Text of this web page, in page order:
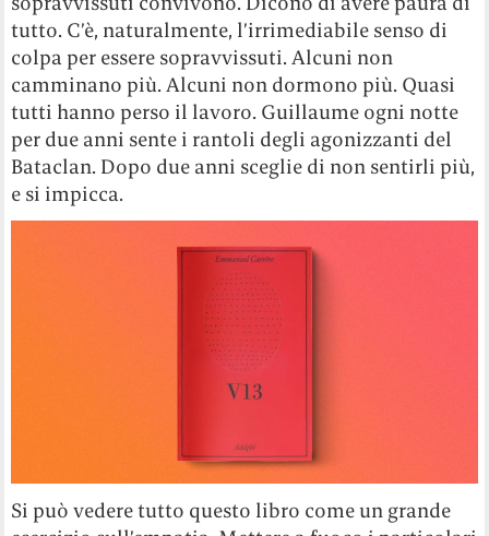
tutto. C’è, naturalmente, l’irrimediabile senso di
colpa per essere sopravvissuti. Alcuni non
camminano più. Alcuni non dormono più. Quasi
tutti hanno perso il lavoro. Guillaume ogni notte
per due anni sente i rantoli degli agonizzanti del
Bataclan. Dopo due anni sceglie di non sentirli più,
e si impicca.
Si può vedere tutto questo libro come un grande